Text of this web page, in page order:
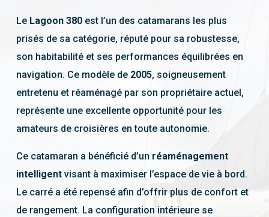
Le Lagoon 380est l’un des catamarans les plus
prisés de sa catégorie, réputé pour sa robustesse,
son habitabilité et ses performances équilibrées en
navigation. Ce modèle de 2005, soigneusement
entretenu et réaménagé par son propriétaire actuel,
représente une excellente opportunité pour les
amateurs de croisières en toute autonomie.
Ce catamaran a bénéficié d’un réaménagement
intelligentvisant à maximiser l’espace de vie à bord.
Le carré a été repensé afin d’offrir plus de confort et
de rangement. La configuration intérieure se